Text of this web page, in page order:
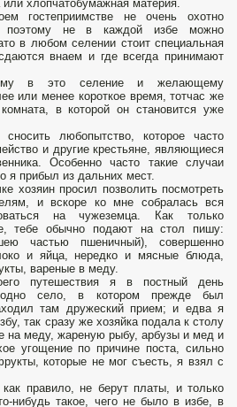
хлопчатобумажная материя.
гостеприимстве не очень охотно
поэтому не в каждой избе можно
в любом селении стоит специальная
внаем и где всегда принимают
в это селение и желающему
или менее короткое время, тотчас же
в которой он становится уже
любопытство, которое часто
и другие крестьяне, являющиеся
Особенно часто такие случаи
я прибыл из дальних мест.
хозяин просил позволить посмотреть
и вскоре ко мне собралась вся
на чужеземца. Как только
тебе обычно подают на стол пишу:
частью пшеничный), совершенно
и яйца, нередко и мясные блюда,
вареные в меду.
путешествия я в постный день
село, в котором прежде был
там дружеский прием; и едва я
так сразу же хозяйка подала к столу
на меду, жареную рыбу, арбузы и мед и
угощение по причине поста, сильно
которые не мог съесть, я взял с
правило, не берут платы, и только
нибудь такое, чего не было в избе, в